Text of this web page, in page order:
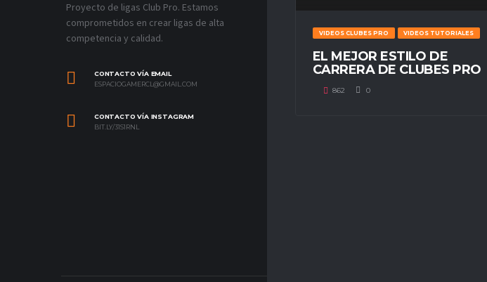
VIDEOS CLUBES PRO VIDEOS TUTORIALES
EL MEJOR ESTILO DE
CARRERA DE CLUBES PRO
862 0
Proyecto de ligas Club Pro. Estamos
comprometidos en crear ligas de alta
competencia y calidad.
CONTACTO VÍA EMAIL
ESPACIOGAMERCL@GMAIL.COM
CONTACTO VÍA INSTAGRAM
BIT.LY/31S1RNL
TUTORIALES
¿QUÉ ES CLUBES
PRO?